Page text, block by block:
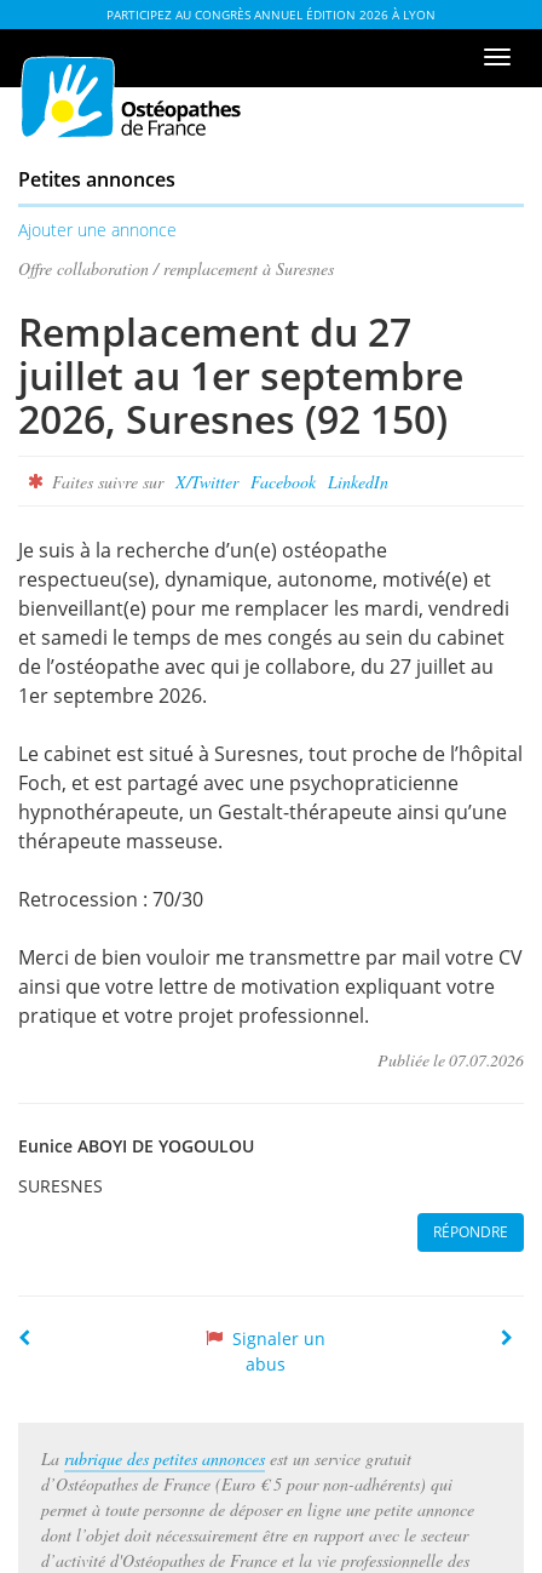
contenu
des
PARTICIPEZ AU CONGRÈS ANNUEL ÉDITION 2026 À LYON
de
Petites annonces
Ajouter une annonce
Offre collaboration / remplacement à Suresnes
Remplacement du 27
juillet au 1er septembre
2026, Suresnes (92 150)
Faites suivre sur X/Twitter Facebook LinkedIn
Je suis à la recherche d’un(e) ostéopathe
respectueu(se), dynamique, autonome, motivé(e) et
bienveillant(e) pour me remplacer les mardi, vendredi
et samedi le temps de mes congés au sein du cabinet
de l’ostéopathe avec qui je collabore, du 27 juillet au
1er septembre 2026.
Le cabinet est situé à Suresnes, tout proche de l’hôpital
Foch, et est partagé avec une psychopraticienne
hypnothérapeute, un Gestalt-thérapeute ainsi qu’une
thérapeute masseuse.
Retrocession : 70/30
Merci de bien vouloir me transmettre par mail votre CV
ainsi que votre lettre de motivation expliquant votre
pratique et votre projet professionnel.
Publiée le07.07.2026
Eunice ABOYI DE YOGOULOU
SURESNES
RÉPONDRE
Signaler un
abus
La rubrique des petites annonces est un service gratuit
d’Ostéopathes de France (Euro € 5 pour non-adhérents) qui
permet à toute personne de déposer en ligne une petite annonce
dont l’objet doit nécessairement être en rapport avec le secteur
d’activité d'Ostéopathes de France et la vie professionnelle des